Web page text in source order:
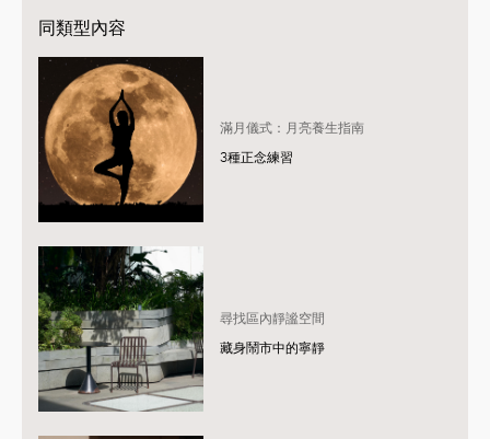
同類型內容
滿月儀式：月亮養生指南
3種正念練習
尋找區內靜謐空間
藏身鬧市中的寧靜